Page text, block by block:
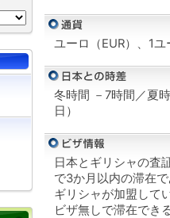
ユーロ（EUR）、1
冬時間 －7時間／夏
日）
日本とギリシャの査
で3か月以内の滞在
ギリシャが加盟して
ビザ無しで滞在でき